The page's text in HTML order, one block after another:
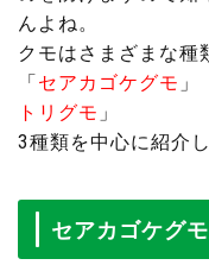
んよね。
クモはさまざまな種
「セアカゴケグモ 」
トリグモ 」
3種類を中心に紹介
セアカゴケグモ